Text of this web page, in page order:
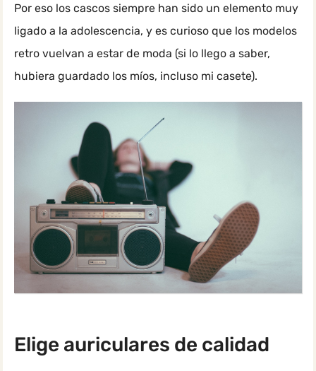
Por eso los cascos siempre han sido un elemento muy
ligado a la adolescencia, y es curioso que los modelos
retro vuelvan a estar de moda (si lo llego a saber,
hubiera guardado los míos, incluso mi casete).
Elige auriculares de calidad